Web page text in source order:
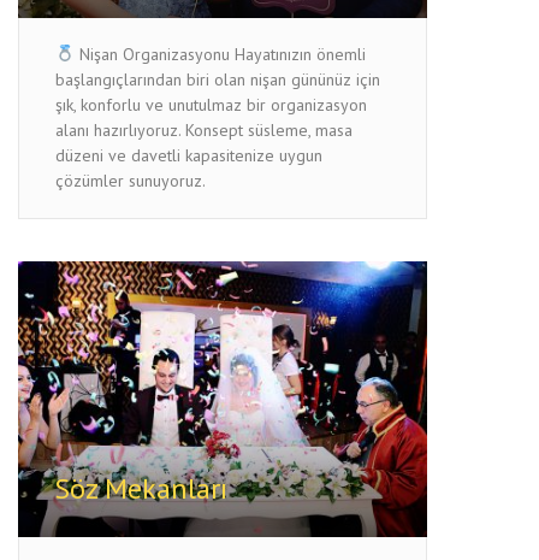
Nişan Organizasyonu Hayatınızın önemli
başlangıçlarından biri olan nişan gününüz için
şık, konforlu ve unutulmaz bir organizasyon
alanı hazırlıyoruz. Konsept süsleme, masa
düzeni ve davetli kapasitenize uygun
çözümler sunuyoruz.
Söz Mekanları